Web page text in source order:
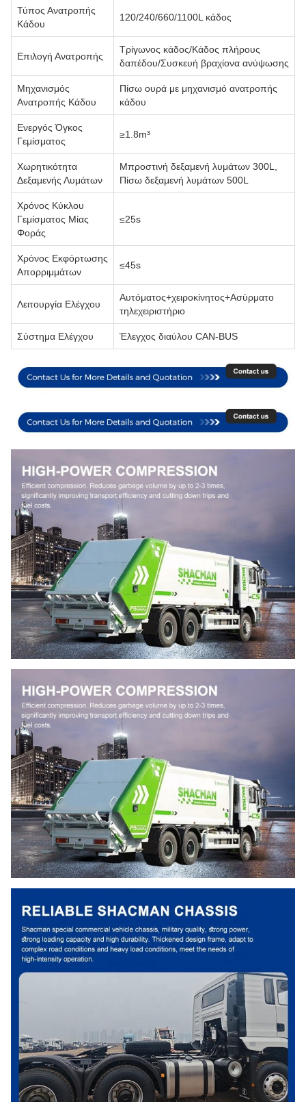
Τύπος Ανατροπής
Κάδου
120/240/660/1100L κάδος
Επιλογή Ανατροπής
Τρίγωνος κάδος/Κάδος πλήρους
δαπέδου/Συσκευή βραχίονα ανύψωσης
Μηχανισμός
Ανατροπής Κάδου
Πίσω ουρά με μηχανισμό ανατροπής
κάδου
Ενεργός Όγκος
Γεμίσματος
≥1.8m³
Χωρητικότητα
Δεξαμενής Λυμάτων
Μπροστινή δεξαμενή λυμάτων 300L,
Πίσω δεξαμενή λυμάτων 500L
Χρόνος Κύκλου
Γεμίσματος Μίας
Φοράς
≤25s
Χρόνος Εκφόρτωσης
Απορριμμάτων
≤45s
Λειτουργία Ελέγχου
Αυτόματος+χειροκίνητος+Ασύρματο
τηλεχειριστήριο
Σύστημα Ελέγχου Έλεγχος διαύλου CAN-BUS